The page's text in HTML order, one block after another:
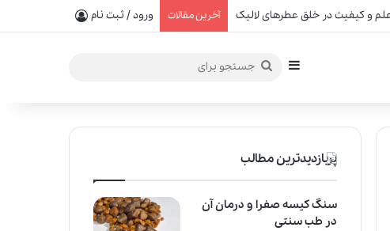
آخرین مقالات و کیفیت در خلق عطرهای لالیک ورود / ثبت نام
سایدبارجستجو
پربازدیدترین مطالب
سنگ کیسه صفرا و درمان آن
در طب سنتی